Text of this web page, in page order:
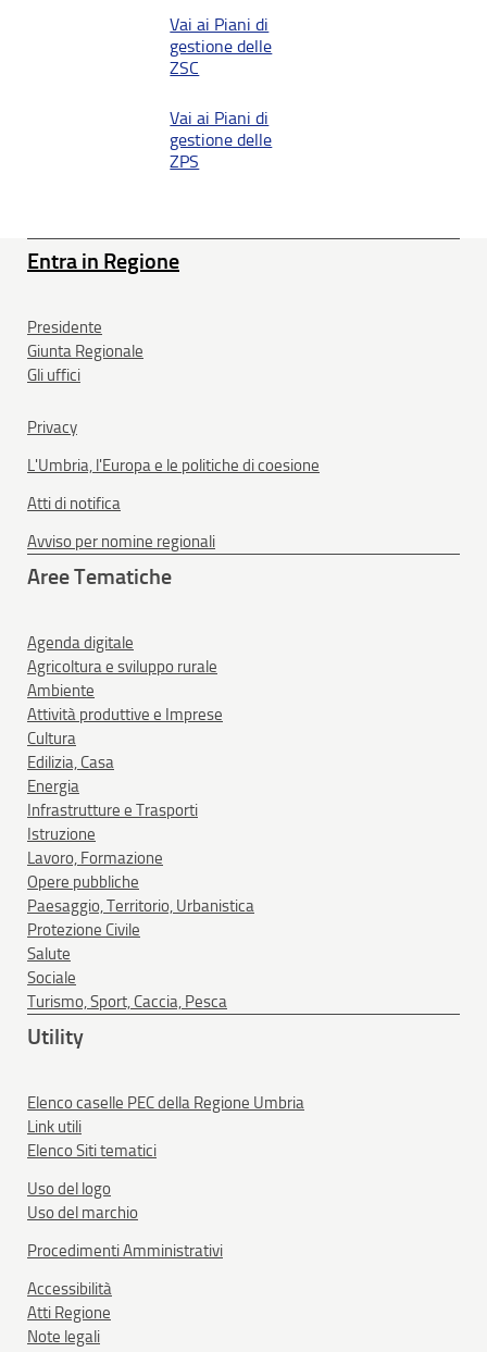
Vai ai Piani di
gestione delle
ZSC
Vai ai Piani di
gestione delle
ZPS
Entra in Regione
Presidente
Giunta Regionale
Gli uffici
Privacy
L'Umbria, l'Europa e le politiche di coesione
Atti di notifica
Avviso per nomine regionali
Aree Tematiche
Agenda digitale
Agricoltura e sviluppo rurale
Ambiente
Attività produttive e Imprese
Cultura
Edilizia, Casa
Energia
Infrastrutture e Trasporti
Istruzione
Lavoro, Formazione
Opere pubbliche
Paesaggio, Territorio, Urbanistica
Protezione Civile
Salute
Sociale
Turismo, Sport, Caccia, Pesca
Utility
Elenco caselle PEC della Regione Umbria
Link utili
Elenco Siti tematici
Uso del logo
Uso del marchio
Procedimenti Amministrativi
Accessibilità
Atti Regione
Note legali